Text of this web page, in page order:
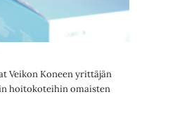
Veikon Koneen yrittäjän
hoitokoteihin omaisten